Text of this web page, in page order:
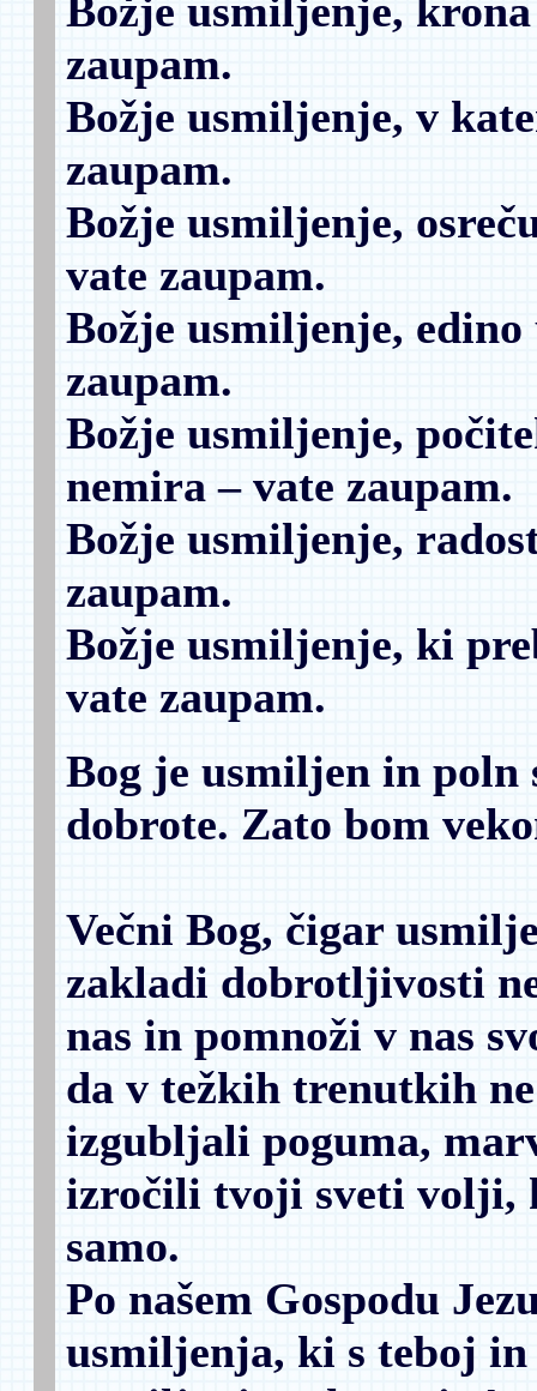
Božje usmiljenje,
zaupam.
Božje usmiljenje, v
zaupam.
Božje usmiljenje,
vate zaupam.
Božje usmiljenje,
zaupam.
Božje usmiljenje,
nemira– vate zaupam.
Božje usmiljenje,
zaupam.
Božje usmiljenje, ki
vate zaupam.
Bog je usmiljen in poln
dobrote. Zato bom
Večni Bog, čigar
zakladi dobrotljivosti
nas in pomnoži v nas
da v težkih trenutkih
izgubljali poguma,
izročili tvoji sveti volji,
samo.
Po našem Gospodu
usmiljenja, ki s teboj in